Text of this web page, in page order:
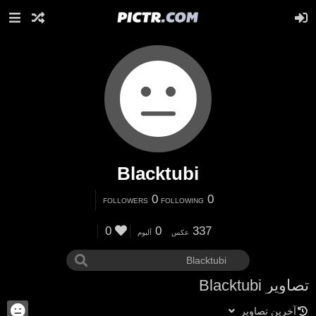
Blacktubi
0
FOLLOWING
0
FOLLOWERS
337 عکس 0 آلبوم 0
تصاویر Blacktubi
آخرین تصاویر